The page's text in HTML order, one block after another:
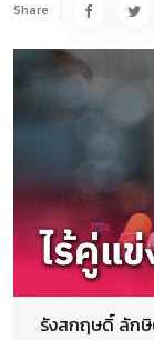
Share
รังสกฤษดิ์ ลักษิ